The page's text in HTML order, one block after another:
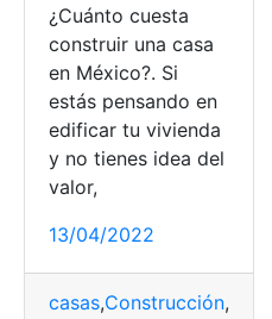
¿Cuánto cuesta
construir una casa
en México?. Si
estás pensando en
edificar tu vivienda
y no tienes idea del
valor,
13/04/2022
casas,Construcción,